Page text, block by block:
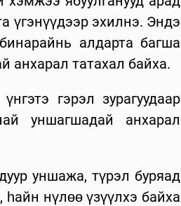
үгэнүүдээр эхилнэ. Эндэ
алдарта багша
анхарал татахал байха.
гэрэл зурагуудаар
уншагшадай анхарал
уншажа, түрэл буряад
һайн нүлөө үзүүлхэ байха